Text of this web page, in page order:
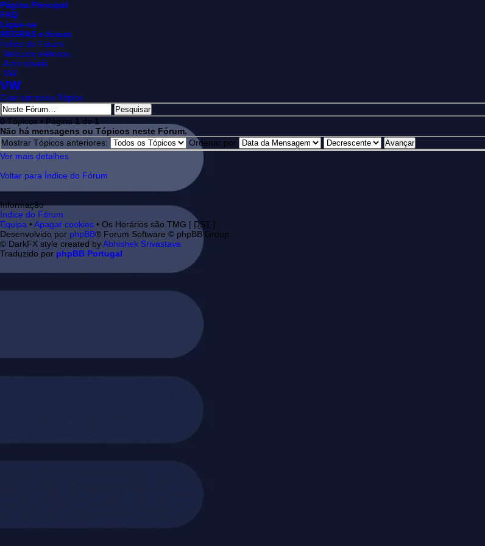
Página Principal
FAQ
Ligue-se
REGRAS e-forum
Índice do Fórum
Veículos elétricos
Automóveis
VW
VW
Criar um novo Tópico
0 Tópicos • Página 1 de 1
Não há mensagens ou Tópicos neste Fórum.
Mostrar Tópicos anteriores:
Ordenar por
Ver mais detalhes
Voltar para Índice do Fórum
Informação
Índice do Fórum
Equipa •Apagar cookies • Os Horários são TMG [ DST ]
Desenvolvido por phpBB® Forum Software © phpBB Group
© DarkFX style created byAbhishek Srivastava
Traduzido por phpBB Portugal